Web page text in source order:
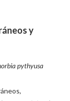
y
pythyusa